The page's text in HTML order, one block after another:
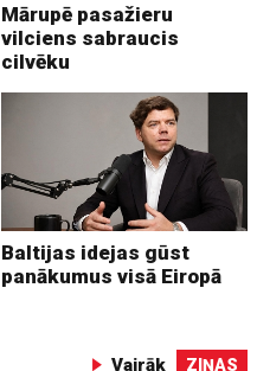
Mārupē pasažieru
vilciens sabraucis
cilvēku
Baltijas idejas gūst
panākumus visā Eiropā
Vairāk ZIŅAS